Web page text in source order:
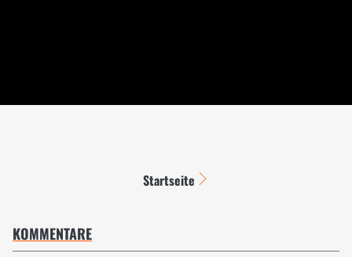
Startseite
KOMMENTARE